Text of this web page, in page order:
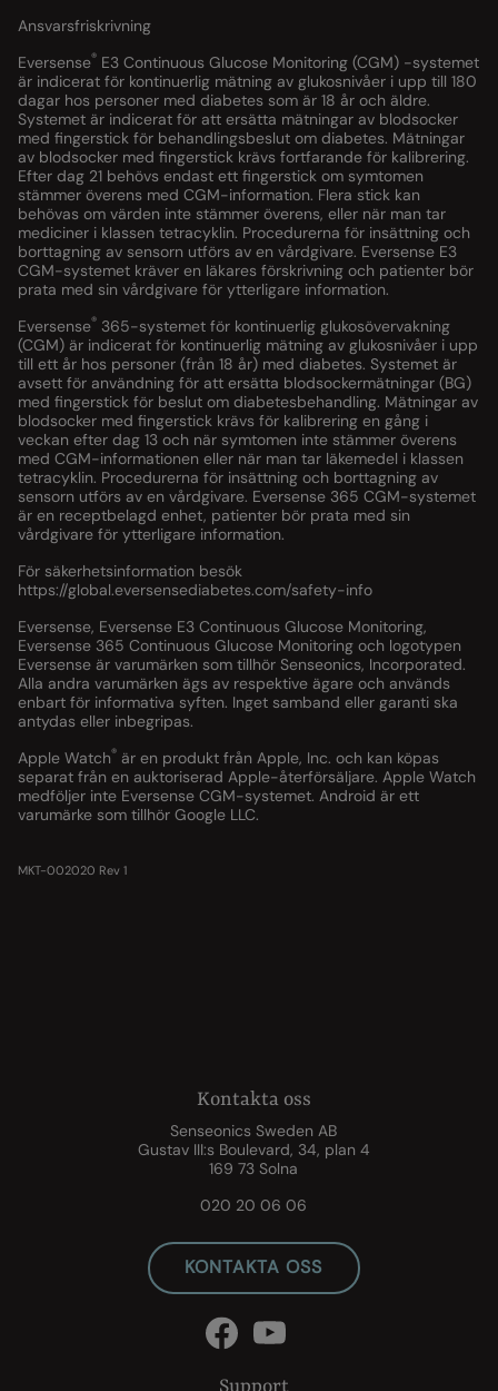
Ansvarsfriskrivning
Eversense® E3 Continuous Glucose Monitoring (CGM) -systemet
är indicerat för kontinuerlig mätning av glukosnivåer i upp till 180
dagar hos personer med diabetes som är 18 år och äldre.
Systemet är indicerat för att ersätta mätningar av blodsocker
med fingerstick för behandlingsbeslut om diabetes. Mätningar
av blodsocker med fingerstick krävs fortfarande för kalibrering.
Efter dag 21 behövs endast ett fingerstick om symtomen
stämmer överens med CGM-information. Flera stick kan
behövas om värden inte stämmer överens, eller när man tar
mediciner i klassen tetracyklin. Procedurerna för insättning och
borttagning av sensorn utförs av en vårdgivare. Eversense E3
CGM-systemet kräver en läkares förskrivning och patienter bör
prata med sin vårdgivare för ytterligare information.
Eversense® 365-systemet för kontinuerlig glukosövervakning
(CGM) är indicerat för kontinuerlig mätning av glukosnivåer i upp
till ett år hos personer (från 18 år) med diabetes. Systemet är
avsett för användning för att ersätta blodsockermätningar (BG)
med fingerstick för beslut om diabetesbehandling. Mätningar av
blodsocker med fingerstick krävs för kalibrering en gång i
veckan efter dag 13 och när symtomen inte stämmer överens
med CGM-informationen eller när man tar läkemedel i klassen
tetracyklin. Procedurerna för insättning och borttagning av
sensorn utförs av en vårdgivare. Eversense 365 CGM-systemet
är en receptbelagd enhet, patienter bör prata med sin
vårdgivare för ytterligare information.
För säkerhetsinformation besök
https://global.eversensediabetes.com/safety-info
Eversense, Eversense E3 Continuous Glucose Monitoring,
Eversense 365 Continuous Glucose Monitoring och logotypen
Eversense är varumärken som tillhör Senseonics, Incorporated.
Alla andra varumärken ägs av respektive ägare och används
enbart för informativa syften. Inget samband eller garanti ska
antydas eller inbegripas.
Apple Watch® är en produkt från Apple, Inc. och kan köpas
separat från en auktoriserad Apple-återförsäljare. Apple Watch
medföljer inte Eversense CGM-systemet. Android är ett
varumärke som tillhör Google LLC.
MKT-002020 Rev 1
Kontakta oss
Senseonics Sweden AB
Gustav III:s Boulevard, 34, plan 4
169 73 Solna
020 20 06 06
KONTAKTA OSS
Support